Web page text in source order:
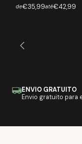
de€35,99até€42,99
ENVIO GRATUITO
Envio gratuito para